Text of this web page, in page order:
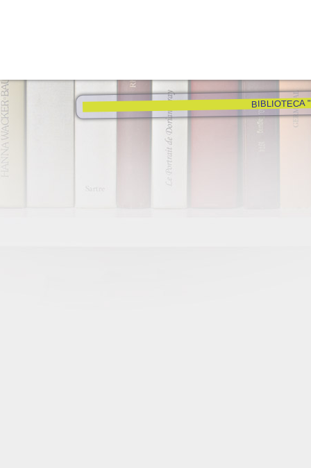
BIBLIOTECA